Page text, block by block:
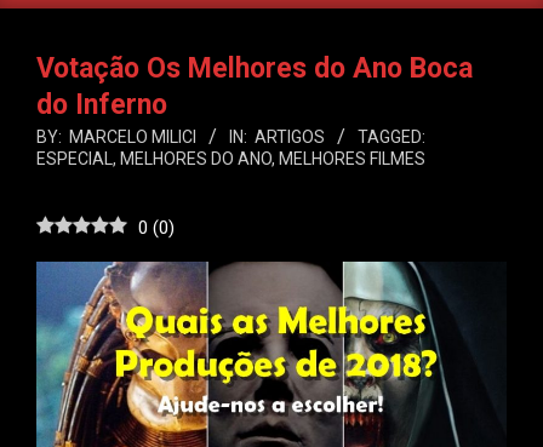
Navigation
Votação Os Melhores do Ano Boca
do Inferno
BY: MARCELO MILICI IN: ARTIGOS
TAGGED:
ESPECIAL, MELHORES DO ANO, MELHORES FILMES
0 (0)